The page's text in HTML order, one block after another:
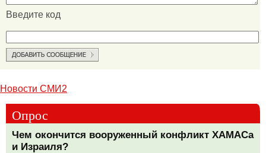
Введите код
Новости СМИ2
Опрос
Чем окончится вооруженный конфликт ХАМАСа
и Израиля?